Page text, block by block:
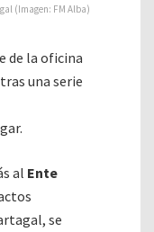
(Imagen: FM Alba)
de la oficina
una serie
al Ente
se